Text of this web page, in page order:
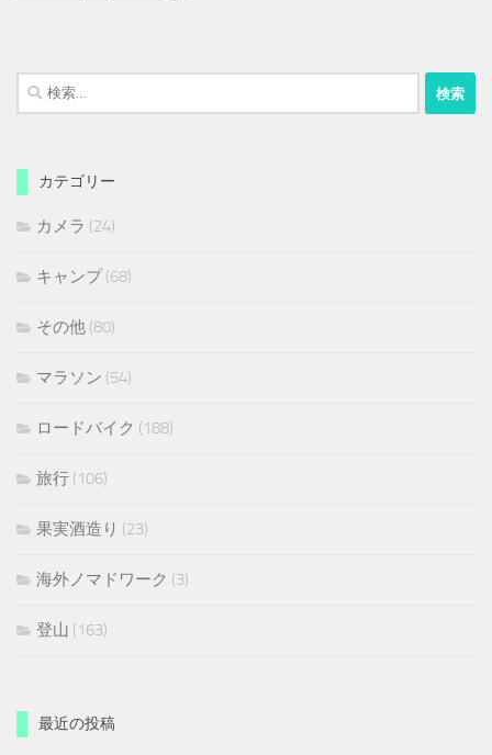
検
索:
カテゴリー
カメラ (24)
キャンプ(68)
その他 (80)
マラソン (54)
ロードバイク (188)
旅行 (106)
果実酒造り (23)
海外ノマドワーク (3)
登山 (163)
最近の投稿